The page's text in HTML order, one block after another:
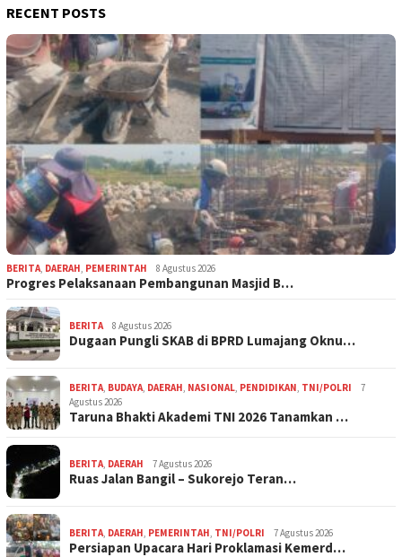
RECENT POSTS
BERITA DAERAH PEMERINTAH 8 Agustus 2026
Progres Pelaksanaan Pembangunan Masjid B…
BERITA 8 Agustus 2026
Dugaan Pungli SKAB di BPRD Lumajang Oknu…
BERITA BUDAYA DAERAH NASIONAL PENDIDIKAN TNI/POLRI
7
Agustus 2026
Taruna Bhakti Akademi TNI 2026 Tanamkan …
BERITA DAERAH 7 Agustus 2026
Ruas Jalan Bangil – Sukorejo Teran…
BERITA DAERAH PEMERINTAH TNI/POLRI 7 Agustus 2026
Persiapan Upacara Hari Proklamasi Kemerd…